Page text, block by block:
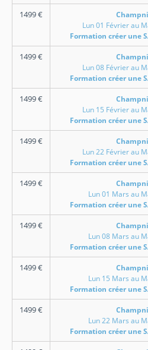
1499€
Lun 01 Février au
Formation créer une
1499€
Lun 08 Février au
Formation créer une
1499€
Lun 15 Février au
Formation créer une
1499€
Lun 22 Février au
Formation créer une
1499€
Lun 01 Mars au
Formation créer une
1499€
Lun 08 Mars au
Formation créer une
1499€
Lun 15 Mars au
Formation créer une
1499€
Lun 22 Mars au
Formation créer une